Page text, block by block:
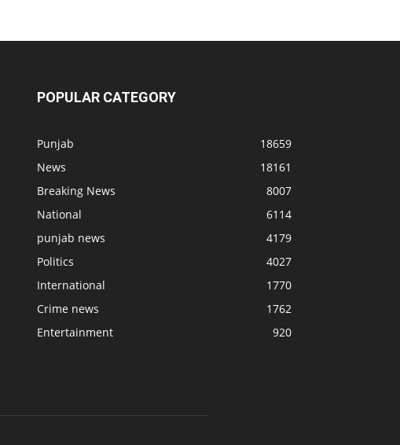
POPULAR CATEGORY
Punjab
18659
News
18161
Breaking News
8007
National
6114
punjab news
4179
Politics
4027
International
1770
Crime news
1762
Entertainment
920